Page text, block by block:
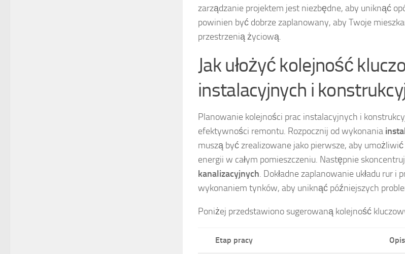
zarządzanie projektem jest niezbędne, aby uniknąć
powinien być dobrze zaplanowany, aby Twoje
przestrzenią życiową.
Jak ułożyć kolejność
instalacyjnych i
Planowanie kolejności prac instalacyjnych i
efektywności remontu. Rozpocznij od wykonania
muszą być zrealizowane jako pierwsze, aby
energii w całym pomieszczeniu. Następnie
kanalizacyjnych. Dokładne zaplanowanie układu rur i
wykonaniem tynków, aby uniknąć późniejszych
Poniżej przedstawiono sugerowaną kolejność
Etap pracy Opis